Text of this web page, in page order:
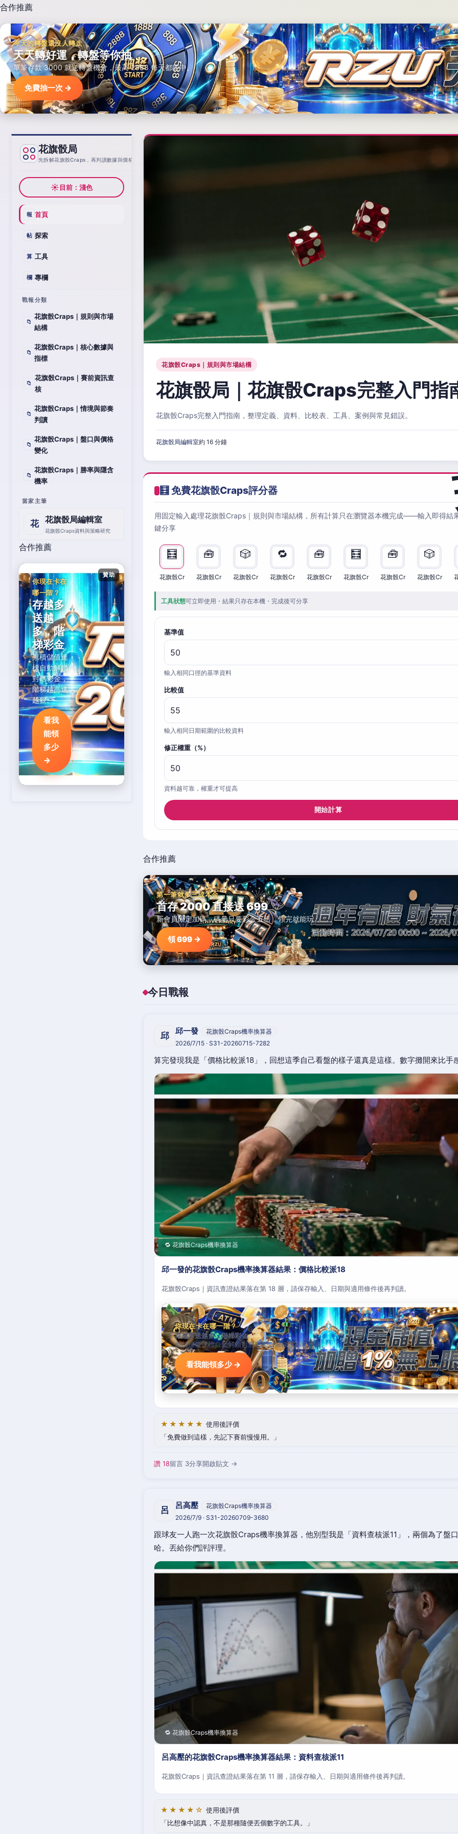
合作推薦
今天的轉盤還沒人轉走
天天轉好運，轉盤等你抽
單筆存款 3000 就送轉盤機會，最高 2888 每天都能中。
免費抽一次 →
花旗骰局
先拆解花旗骰Craps，再判讀數據與價格
☀目前：淺色
報 首頁
帖 探索
算 工具
欄 專欄
戰報分類
📁
花旗骰Craps｜規則與市場
結構
📁
花旗骰Craps｜核心數據與
指標
📁
花旗骰Craps｜賽前資訊查
核
📁
花旗骰Craps｜情境與節奏
判讀
📁
花旗骰Craps｜盤口與價格
變化
📁
花旗骰Craps｜勝率與隱含
機率
當家主筆
花 花旗骰局編輯室
花旗骰Craps資料與策略研究
合作推薦
贊助
你現在卡在
哪一階？
存越多
送越
多，階
梯彩金
累積儲值達
標自動解鎖
對應彩金，
階梯越高送
越狠。
看我
能領
多少
→
花旗骰Craps｜規則與市場結構
花旗骰局｜花旗骰Craps完整入門指
花旗骰Craps完整入門指南，整理定義、資料、比較表、工具、案例與常見錯誤。
花旗骰局編輯室約 16 分鐘
🧮 免費花旗骰Craps評分器
用固定輸入處理花旗骰Craps｜規則與市場結構，所有計算只在瀏覽器本機完成——輸入即得結
鍵分享
🧮
花旗骰Cr
🧰
花旗骰Cr
🎲
花旗骰Cr
🔁
花旗骰Cr
🧰
花旗骰Cr
🧮
花旗骰Cr
🧰
花旗骰Cr
🎲
花旗骰Cr
工具狀態可立即使用・結果只存在本機・完成後可分享
基準值
輸入相同口徑的基準資料
比較值
輸入相同日期範圍的比較資料
修正權重（%）
資料越可靠，權重才可提高
開始計算
合作推薦
第一筆就多三成本金
首存 2000 直接送 699
新會員限定加碼，碼量只要彩金五倍，領完就能玩。
領 699 →
今日戰報
邱 邱一發
花旗骰Craps機率換算器
2026/7/15 · S31-20260715-7282
算完發現我是「價格比較派18」，回想這季自己看盤的樣子還真是這樣。數字攤開來比手
🔁 花旗骰Craps機率換算器
邱一發的花旗骰Craps機率換算器結果：價格比較派18
花旗骰Craps｜資訊查證結果落在第 18 層，請保存輸入、日期與適用條件後再判讀。
你現在卡在哪一階？
存越多送越多，階梯彩金
累積儲值達標自動解鎖對應彩金，階梯越高送越狠。
看我能領多少 →
★★★★★ 使用後評價
免費做到這樣，先記下賽前慢慢用。
讚 18留言 3分享開啟貼文 →
呂 呂高壓
花旗骰Craps機率換算器
2026/7/9 · S31-20260709-3680
跟球友一人跑一次花旗骰Craps機率換算器，他別型我是「資料查核派11」，兩個為了盤
哈。丟給你們評評理。
🔁 花旗骰Craps機率換算器
呂高壓的花旗骰Craps機率換算器結果：資料查核派11
花旗骰Craps｜資訊查證結果落在第 11 層，請保存輸入、日期與適用條件後再判讀。
★★★★☆ 使用後評價
比想像中認真，不是那種隨便丟個數字的工具。